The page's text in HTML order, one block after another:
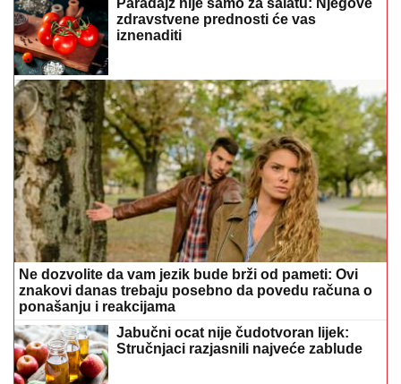
zdravstvene prednosti će vas
iznenaditi
Ne dozvolite da vam jezik bude brži od pameti: Ovi
znakovi danas trebaju posebno da povedu računa o
ponašanju i reakcijama
Jabučni ocat nije čudotvoran lijek:
Stručnjaci razjasnili najveće zablude